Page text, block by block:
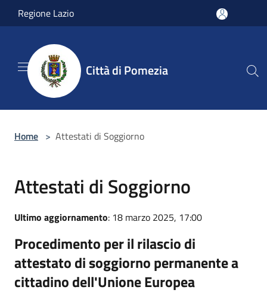
Salta al contenuto principale
Regione Lazio
Città di Pomezia
Home > Attestati di Soggiorno
Attestati di Soggiorno
Ultimo aggiornamento: 18 marzo 2025, 17:00
Procedimento per il rilascio di
attestato di soggiorno permanente a
cittadino dell'Unione Europea